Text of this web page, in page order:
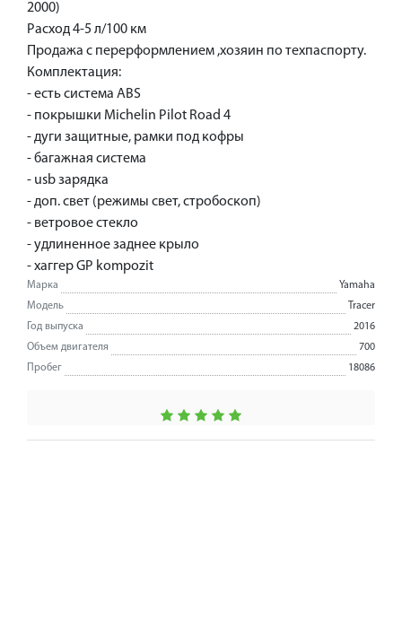
2000)
Расход 4-5 л/100 км
Продажа с перерформлением ,хозяин по техпаспорту.
Комплектация:
- есть система ABS
- покрышки Michelin Pilot Road 4
- дуги защитные, рамки под кофры
- багажная система
- usb зарядка
- доп. свет (режимы свет, стробоскоп)
- ветровое стекло
- удлиненное заднее крыло
- хаггер GP kompozit
Марка
Yamaha
Модель
Tracer
Год выпуска
2016
Объем двигателя
700
Пробег
18086